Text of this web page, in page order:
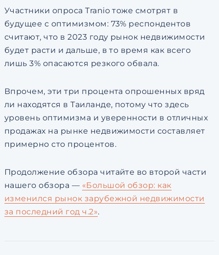
Участники опроса Tranio тоже смотрят в
будущее с оптимизмом: 73% респондентов
считают, что в 2023 году рынок недвижимости
будет расти и дальше, в то время как всего
лишь 3% опасаются резкого обвала.
Впрочем, эти три процента опрошенных вряд
ли находятся в Таиланде, потому что здесь
уровень оптимизма и уверенности в отличных
продажах на рынке недвижимости составляет
примерно сто процентов.
Продолжение обзора читайте во второй части
нашего обзора — «Большой обзор: как
изменился рынок зарубежной недвижимости
за последний год ч.2».